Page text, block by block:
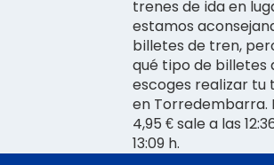
trenes de ida en
estamos
billetes de tren,
qué tipo de billetes
escoges realizar
en Torredembarra.
4,95 € sale a las
13:09 h.